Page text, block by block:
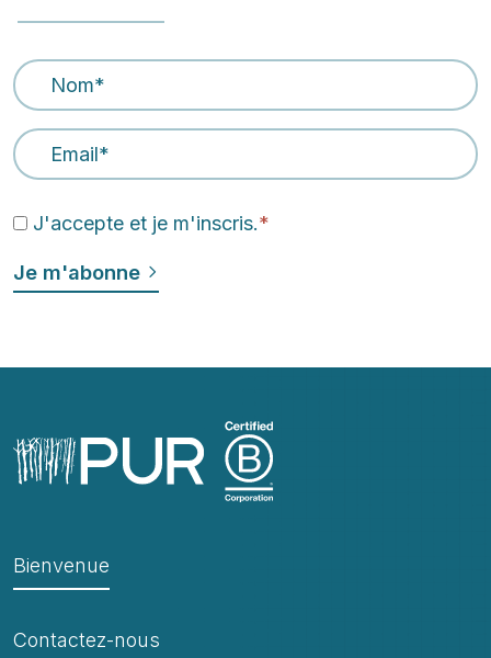
Nom *
Email Address
J'accepte et je m'inscris.*
Bienvenue
Contactez-nous